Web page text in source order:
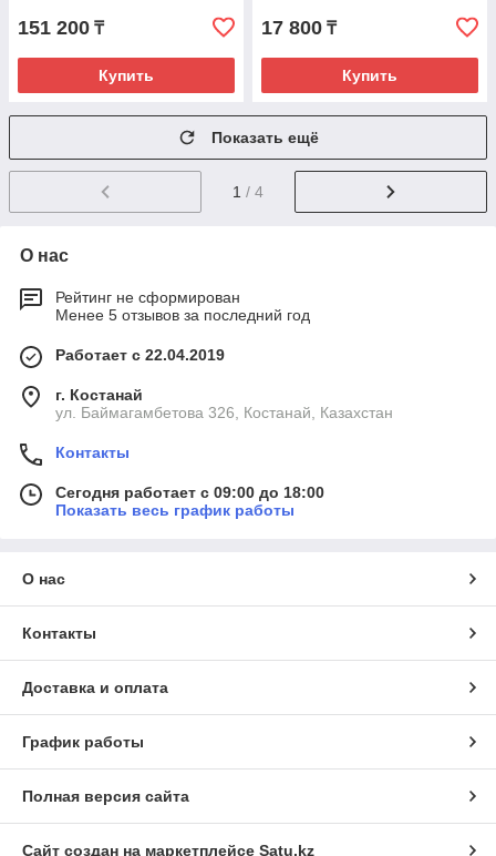
151 200 ₸
Купить
17 800 ₸
Купить
Показать ещё
1 / 4
О нас
Рейтинг не сформирован
Менее 5 отзывов за последний год
Работает с 22.04.2019
г. Костанай
ул. Баймагамбетова 326, Костанай, Казахстан
Контакты
Сегодня работает с 09:00 до 18:00
Показать весь график работы
О нас
Контакты
Доставка и оплата
График работы
Полная версия сайта
Сайт создан на маркетплейсе Satu.kz